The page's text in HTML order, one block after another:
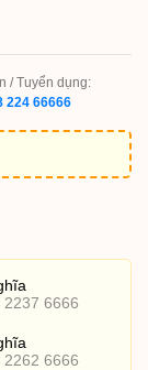
/ Tuyển dụng:
224 66666
2237 6666
2262 6666